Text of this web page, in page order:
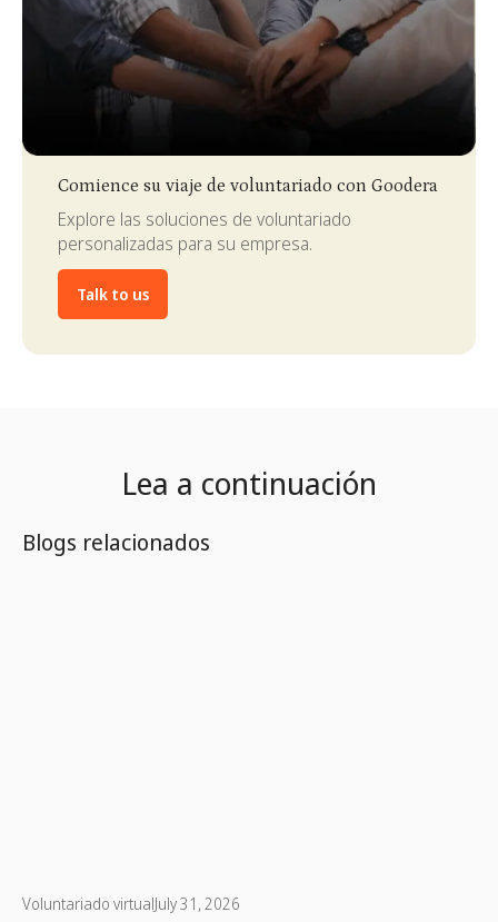
Comience su viaje de voluntariado con Goodera
Explore las soluciones de voluntariado
personalizadas para su empresa.
Talk to us
Lea a continuación
Blogs relacionados
Voluntariado virtualJuly 31, 2026